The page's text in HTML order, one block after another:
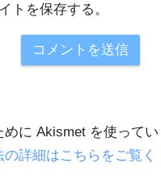
トを保存する。
に Akismet を使ってい
詳細はこちらをご覧く